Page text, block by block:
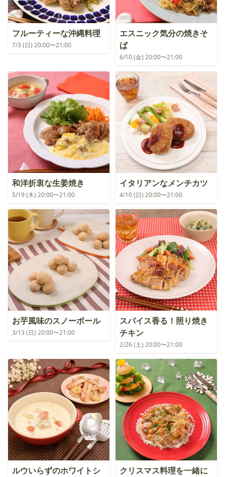
フルーティーな沖縄料理
7/3 (日) 20:00〜21:00
エスニック気分の焼きそ
ば
6/10 (金) 20:00〜21:00
和洋折衷な生姜焼き
5/19 (木) 20:00〜21:00
イタリアンなメンチカツ
4/10 (日) 20:00〜21:00
お芋風味のスノーボール
3/13 (日) 20:00〜21:00
スパイス香る！照り焼き
チキン
2/26 (土) 20:00〜21:00
ルウいらずのホワイトシ クリスマス料理を一緒に